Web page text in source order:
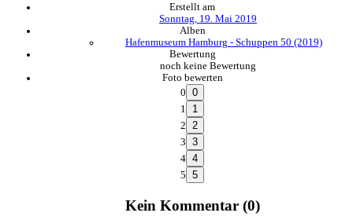
Erstellt am
Sonntag, 19. Mai 2019
Alben
Hafenmuseum Hamburg - Schuppen 50 (2019)
Bewertung
noch keine Bewertung
Foto bewerten
0
1
2
3
4
5
Kein Kommentar (0)